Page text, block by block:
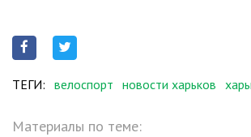
ТЕГИ: велоспорт новости харьков
Материалы по теме: